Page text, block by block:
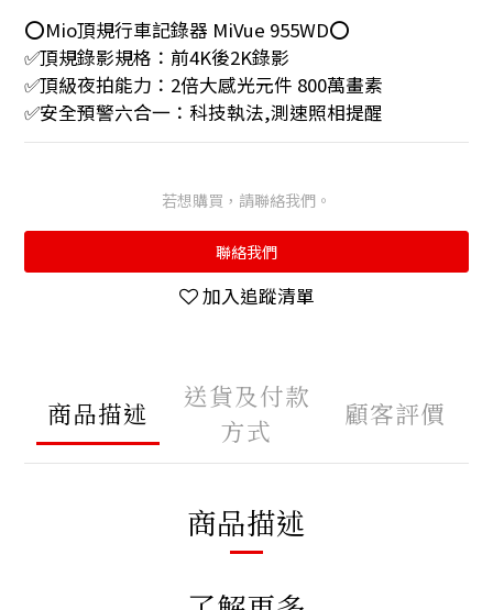
⭕️Mio頂規行車記錄器 MiVue 955WD⭕️
✅頂規錄影規格：前4K後2K錄影
✅頂級夜拍能力：2倍大感光元件 800萬畫素
✅安全預警六合一：科技執法,測速照相提醒
若想購買，請聯絡我們。
聯絡我們
加入追蹤清單
商品描述
送貨及付款
方式
顧客評價
商品描述